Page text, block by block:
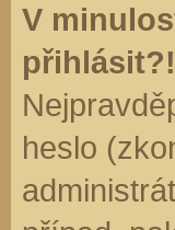
V
přihlásit?!
heslo